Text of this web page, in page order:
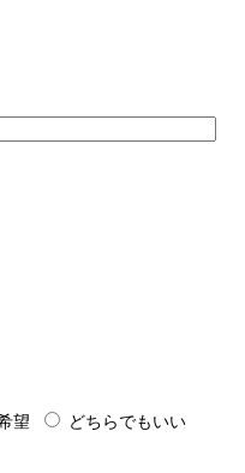
望 どちらでもいい